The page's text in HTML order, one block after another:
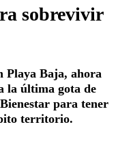
sobrevivir
Playa Baja, ahora
la última gota de
para tener
territorio.